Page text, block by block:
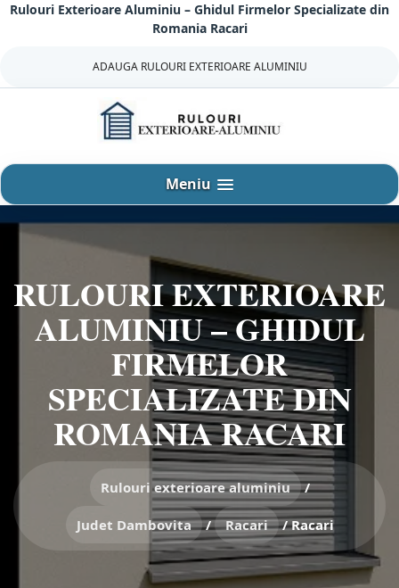
SariRulouri Exterioare Aluminiu – Ghidul Firmelor Specializate din
Romania Racari
ADAUGA RULOURI EXTERIOARE ALUMINIU
Meniu
RULOURI EXTERIOARE
ALUMINIU – GHIDUL
FIRMELOR
SPECIALIZATE DIN
ROMANIA RACARI
Rulouri exterioare aluminiu /
Judet Dambovita / Racari /Racari